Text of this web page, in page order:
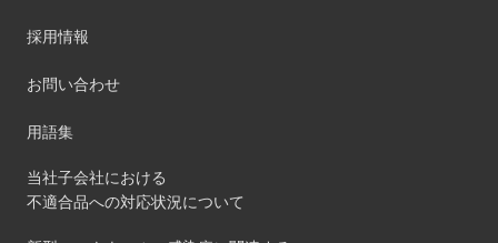
事業
ガバナンス
マテリアリティ
サステナビリティデータ
第三者保証
社外団体への加盟
財務ハイライト
IRカレンダー
個人投資家のみなさまへ
採用情報
お問い合わせ
用語集
当社子会社における
不適合品への対応状況について